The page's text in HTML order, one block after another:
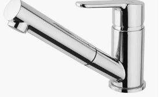
TTC